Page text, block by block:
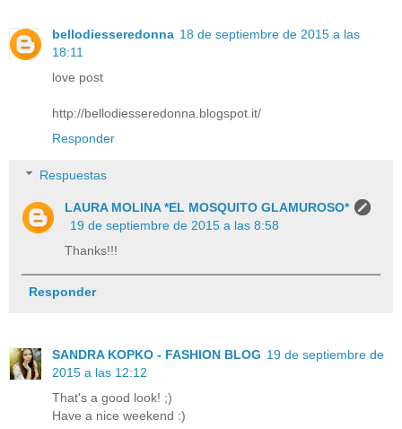
bellodiesseredonna 18 de septiembre de 2015 a las
18:11
love post
http://bellodiesseredonna.blogspot.it/
Responder
Respuestas
LAURA MOLINA *EL MOSQUITO GLAMUROSO*
19 de septiembre de 2015 a las 8:58
Thanks!!!
Responder
SANDRA KOPKO - FASHION BLOG 19 de septiembre de
2015 a las 12:12
That's a good look! ;)
Have a nice weekend :)